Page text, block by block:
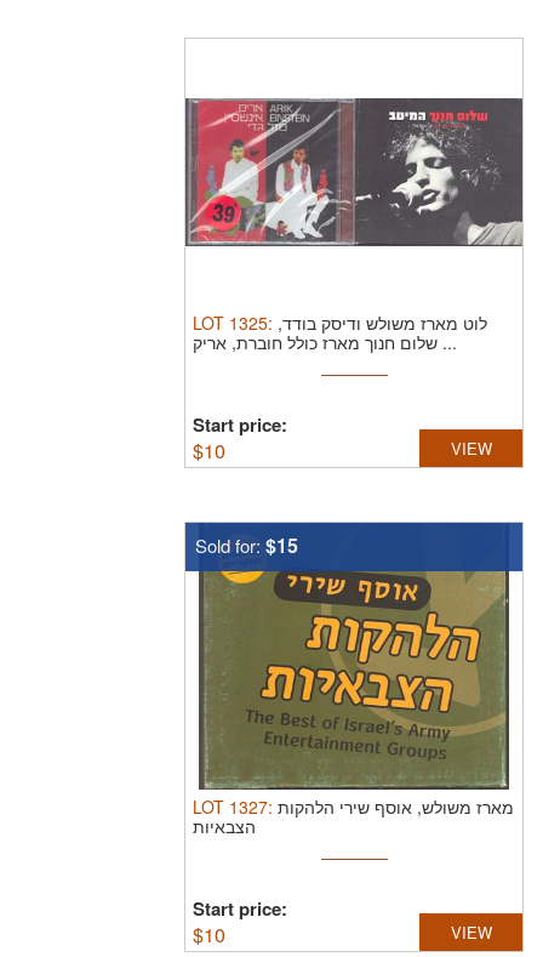
LOT 1325: לוט מארז משולש ודיסק בודד,
שלום חנוך מארז כולל חוברת, אריק ...
Start price:
$10 VIEW
Sold for: $15
LOT 1327: מארז משולש, אוסף שירי הלהקות
הצבאיות
Start price:
$10 VIEW